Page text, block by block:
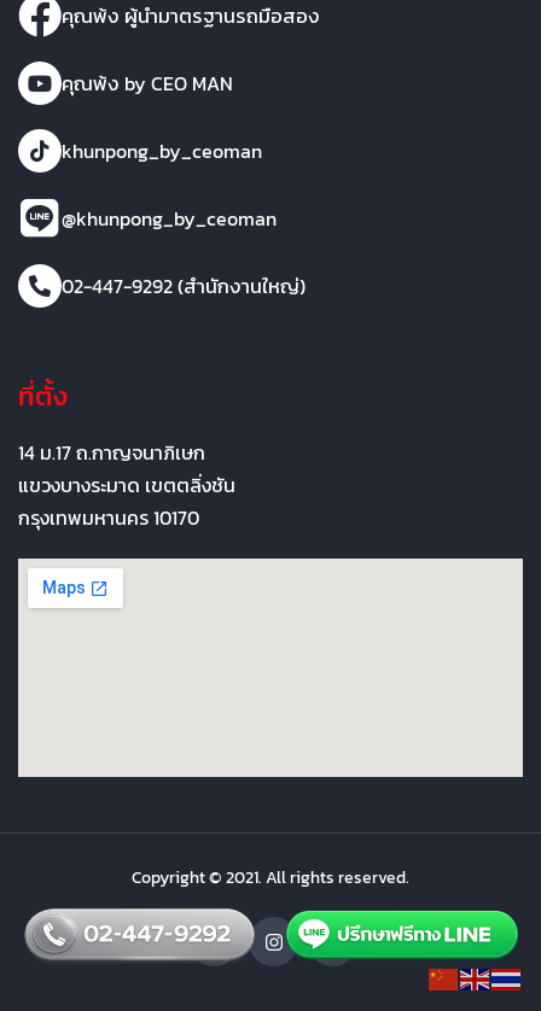
คุณพ้ง ผู้นำมาตรฐานรถมือสอง
คุณพ้ง by CEO MAN
khunpong_by_ceoman
@khunpong_by_ceoman
02-447-9292 (สำนักงานใหญ่)
ที่ตั้ง
14 ม.17 ถ.กาญจนาภิเษก
แขวงบางระมาด เขตตลิ่งชัน
กรุงเทพมหานคร 10170
Copyright © 2021. All rights reserved.